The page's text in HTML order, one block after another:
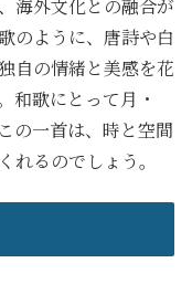
海外文化との融合が
のように、唐詩や白
自の情緒と美感を花
和歌にとって月・
の一首は、時と空間
れるのでしょう。